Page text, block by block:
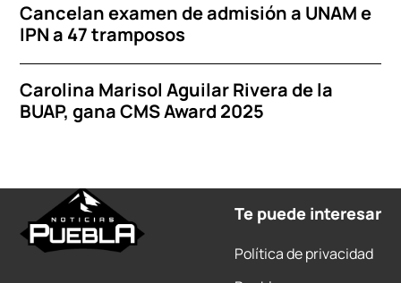
Cancelan examen de admisión a UNAM e
IPN a 47 tramposos
Carolina Marisol Aguilar Rivera de la
BUAP, gana CMS Award 2025
Te puede interesar
Política de privacidad